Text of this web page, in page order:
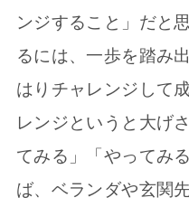
ンジすること」だと
るには、一歩を踏み
はりチャレンジして
レンジというと大げ
てみる」「やってみ
ば、ベランダや玄関